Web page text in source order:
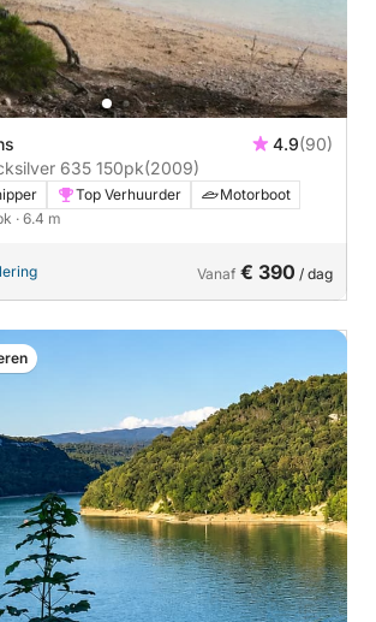
4.9(90)
Motorboot Quicksilver 635 150pk(2009)
Top Verhuurder
Motorboot
· 6.4 m
Vanaf € 390 / dag